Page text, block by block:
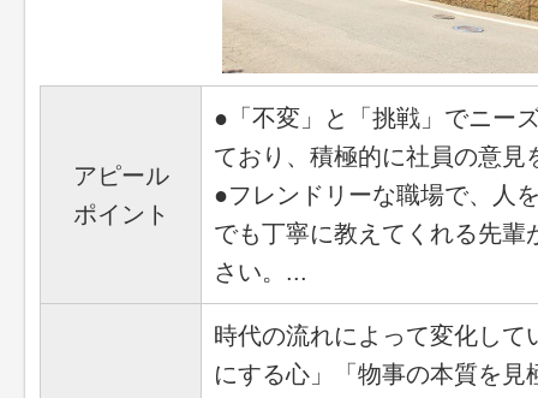
アピール
ポイント
●「不変」と「挑戦」でニー
ており、積極的に社員の意
●フレンドリーな職場で、人
でも丁寧に教えてくれる先
さい。...
時代の流れによって変化し
にする心」「物事の本質を